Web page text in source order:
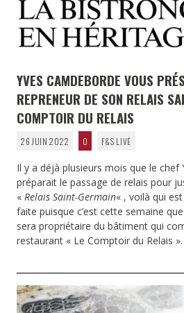
YVES CAMDEBORDE VOUS
REPRENEUR DE SON RELAIS
COMPTOIR DU RELAIS
26 JUIN 2022 0 F&S LIVE
Il y a déjà plusieurs mois que le chef
préparait le passage de relais pour
« Relais Saint-Germain« , voilà qui
faite puisque c’est cette semaine
sera propriétaire du bâtiment qui
restaurant « Le Comptoir du Relais ».